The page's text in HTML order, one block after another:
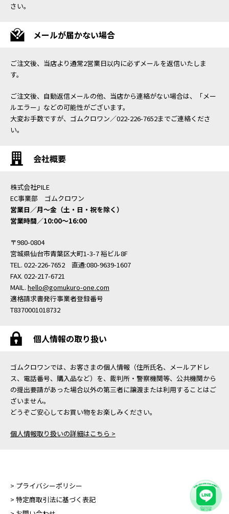
さい。
メールが届かない場合
ご注文後、当店より通常2営業日以内に必ずメールを返信いたしま
す。
ご注文後、自動返信メールの他、当店から連絡がない場合は、「メー
ルエラー」などの可能性がございます。
大変お手数ですが、ゴムクロワン／022-226-7652までご連絡くださ
い。
会社概要
株式会社PILE
EC事業部 ゴムクロワン
営業日／月〜金（土・日・祝を除く）
営業時間／10:00〜16:00
〒980-0804
宮城県仙台市青葉区大町1-3-7 裕ビル8F
TEL. 022-226-7652 直通:080-9639-1607
FAX. 022-217-6721
MAIL. hello@gomukuro-one.com
適格請求書発行事業者登録番号
T8370001018732
個人情報の取り扱い
ゴムクロワンでは、お客さまの個人情報（住所氏名、メールアドレ
ス、電話番号、購入品など）を、裁判所・警察機関等、公共機関から
の提出要請があった場合以外の第三者に譲渡または利用することはご
ざいません。
どうぞご安心してお買い物をお楽しみください。
個人情報取り扱いの詳細はこちら >
> プライバシーポリシー
> 特定商取引法に基づく表記